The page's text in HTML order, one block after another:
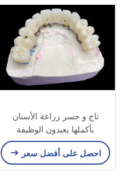
تاج و جسر زراعة الأسنان
بأكملها يعيدون الوظيفة
والجماليات مع الحلول المتقدمة
احصل على أفضل سعر